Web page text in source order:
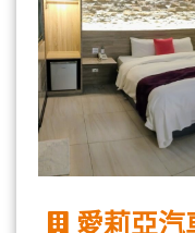
愛莉亞汽